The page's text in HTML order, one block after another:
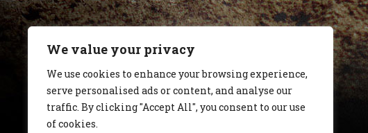
We value your privacy
We use cookies to enhance your browsing experience,
serve personalised ads or content, and analyse our
traffic. By clicking "Accept All", you consent to our use
of cookies.